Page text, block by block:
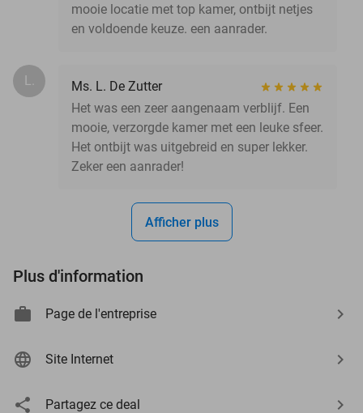
mooie locatie met top kamer, ontbijt netjes
en voldoende keuze. een aanrader.
L.
Ms. L. De Zutter
Het was een zeer aangenaam verblijf. Een
mooie, verzorgde kamer met een leuke sfeer.
Het ontbijt was uitgebreid en super lekker.
Zeker een aanrader!
Afficher plus
Plus d'information
Page de l'entreprise
Site Internet
Partagez ce deal